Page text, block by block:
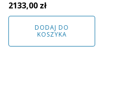
Pierwotna
cena
wynosiła:
2370,00 zł.
2133,00 złAktualna
cena
wynosi:
DODAJ DO
KOSZYKA